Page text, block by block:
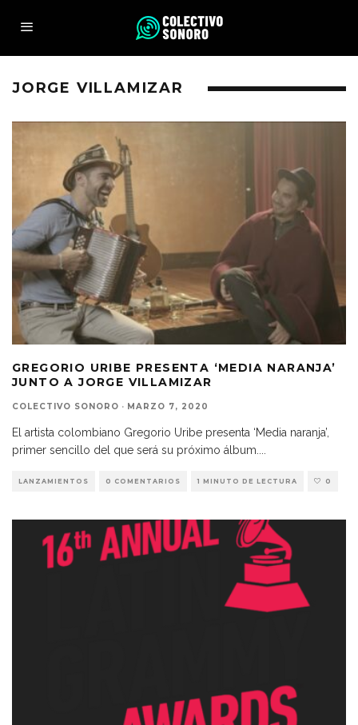
JORGE VILLAMIZAR
GREGORIO URIBE PRESENTA ‘MEDIA NARANJA’
JUNTO A JORGE VILLAMIZAR
COLECTIVO SONORO · MARZO 7, 2020
El artista colombiano Gregorio Uribe presenta ‘Media naranja’,
primer sencillo del que será su próximo álbum.
LANZAMIENTOS 0 COMENTARIOS 1 MINUTO DE LECTURA 0